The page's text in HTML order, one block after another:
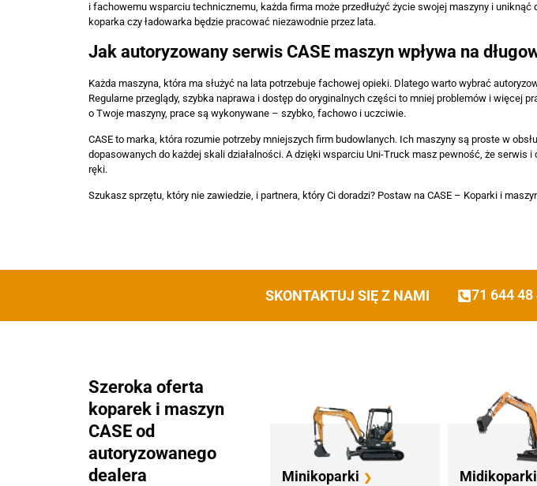
i fachowemu wsparciu technicznemu, każda firma może przedłużyć życie swojej maszyny i uniknąć
koparka czy ładowarka będzie pracować niezawodnie przez lata.
Jak autoryzowany serwis CASE maszyn wpływa na
Każda maszyna, która ma służyć na lata potrzebuje fachowej opieki. Dlatego warto wybrać
Regularne przeglądy, szybka naprawa i dostęp do oryginalnych części to mniej problemów i więcej
o Twoje maszyny, prace są wykonywane – szybko, fachowo i uczciwie.
CASE to marka, która rozumie potrzeby mniejszych firm budowlanych. Ich maszyny są proste w
dopasowanych do każdej skali działalności. A dzięki wsparciu Uni-Truck masz pewność, że serwis
ręki.
Szukasz sprzętu, który nie zawiedzie, i partnera, który Ci doradzi? Postaw na CASE – Koparki i
SKONTAKTUJ SIĘ Z NAMI 71 644 48
Szeroka oferta
koparek i maszyn
CASE od
autoryzowanego
dealera
Minikoparki ❯ Midikoparki